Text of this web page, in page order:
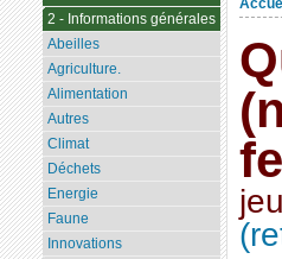
2 - Informations générales
Abeilles
Agriculture.
Alimentation
Autres
Climat
Déchets
Energie
Faune
Innovations